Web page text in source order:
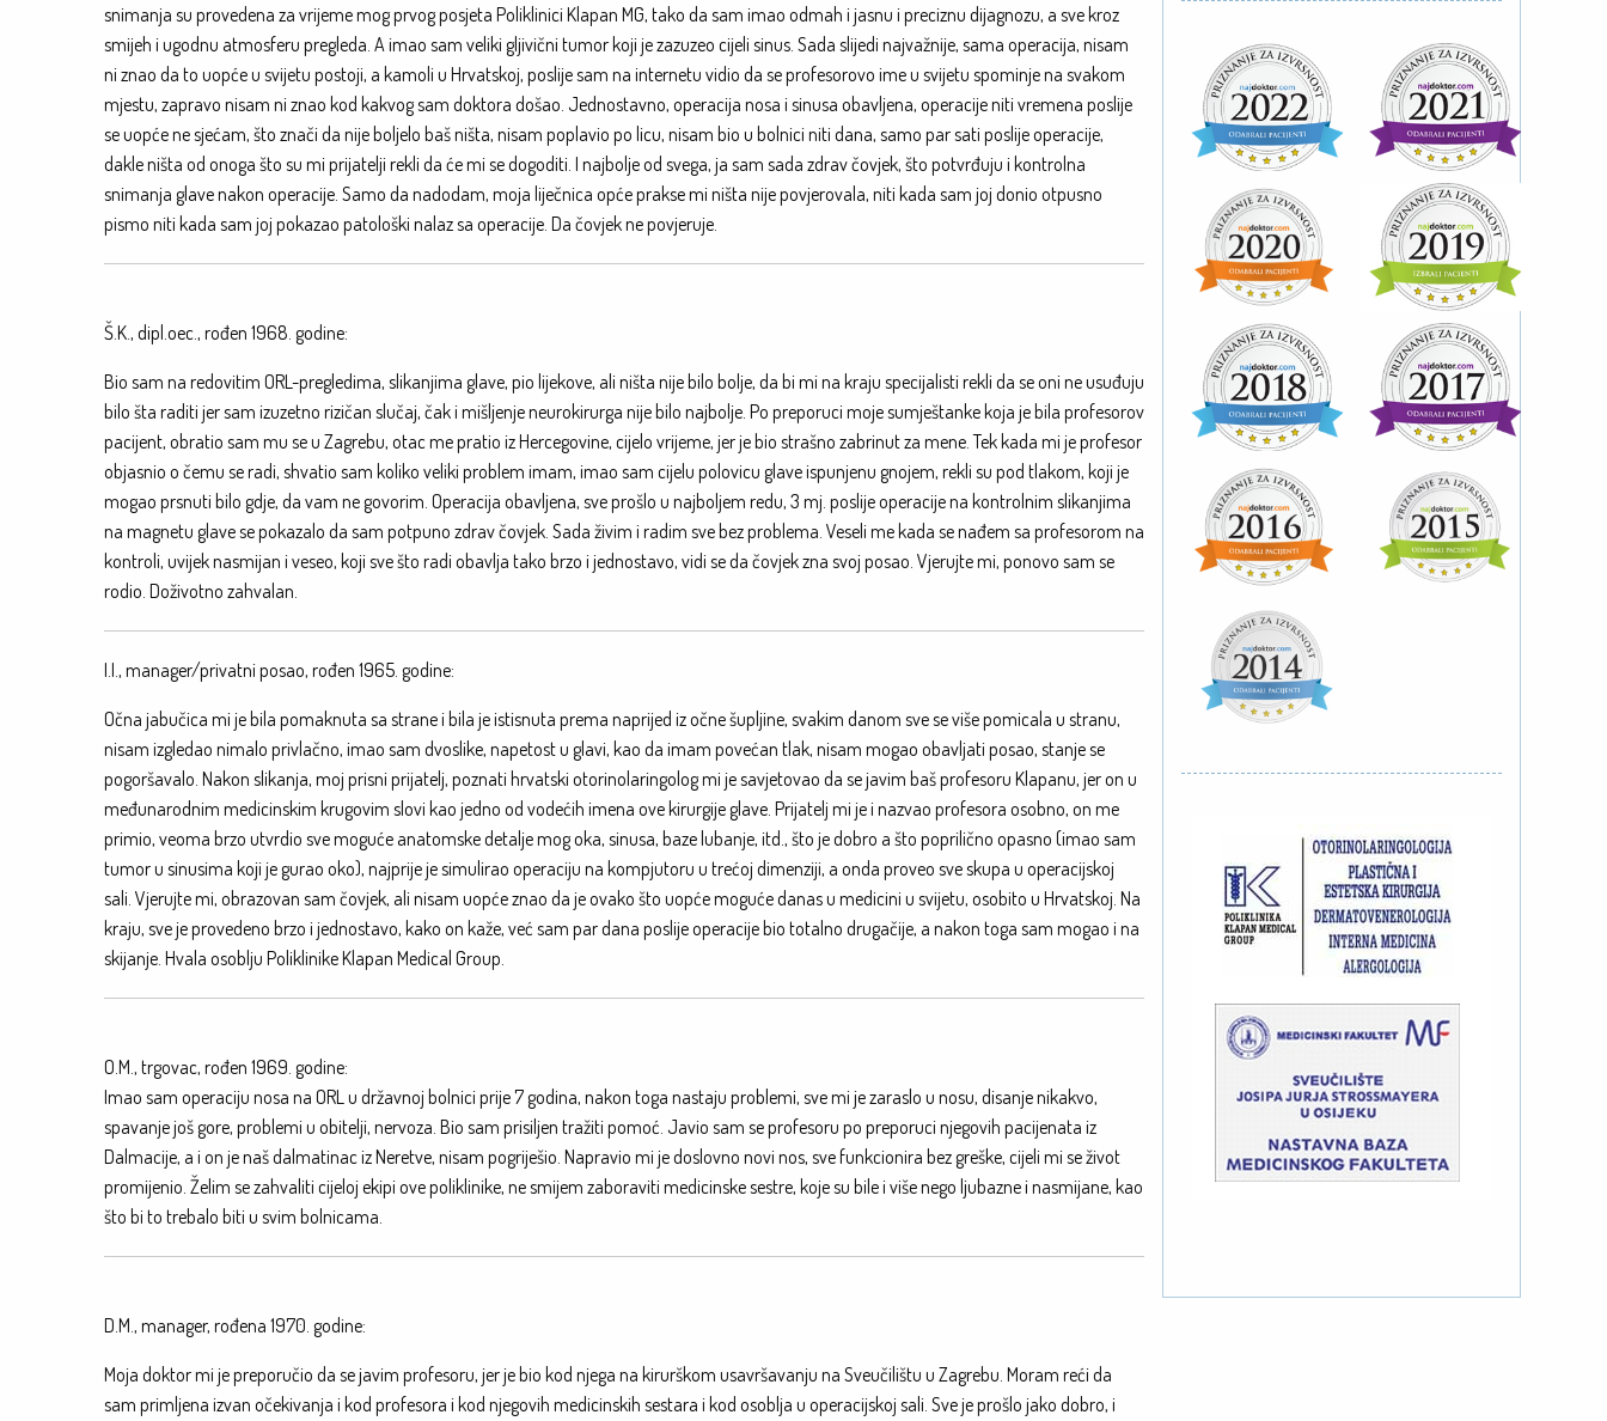
snimanja su provedena za vrijeme mog prvog posjeta Poliklinici Klapan MG, tako da sam imao odmah i jasnu i preciznu dijagnozu, a sve kroz
smijeh i ugodnu atmosferu pregleda. A imao sam veliki gljivični tumor koji je zazuzeo cijeli sinus. Sada slijedi najvažnije, sama operacija, nisam
ni znao da to uopće u svijetu postoji, a kamoli u Hrvatskoj, poslije sam na internetu vidio da se profesorovo ime u svijetu spominje na svakom
mjestu, zapravo nisam ni znao kod kakvog sam doktora došao. Jednostavno, operacija nosa i sinusa obavljena, operacije niti vremena poslije
se uopće ne sjećam, što znači da nije boljelo baš ništa, nisam poplavio po licu, nisam bio u bolnici niti dana, samo par sati poslije operacije,
dakle ništa od onoga što su mi prijatelji rekli da će mi se dogoditi. I najbolje od svega, ja sam sada zdrav čovjek, što potvrđuju i kontrolna
snimanja glave nakon operacije. Samo da nadodam, moja liječnica opće prakse mi ništa nije povjerovala, niti kada sam joj donio otpusno
pismo niti kada sam joj pokazao patološki nalaz sa operacije. Da čovjek ne povjeruje.
Š.K., dipl.oec., rođen 1968. godine:
Bio sam na redovitim ORL-pregledima, slikanjima glave, pio lijekove, ali ništa nije bilo bolje, da bi mi na kraju specijalisti rekli da se oni ne usuđuju
bilo šta raditi jer sam izuzetno rizičan slučaj, čak i mišljenje neurokirurga nije bilo najbolje. Po preporuci moje sumještanke koja je bila profesorov
pacijent, obratio sam mu se u Zagrebu, otac me pratio iz Hercegovine, cijelo vrijeme, jer je bio strašno zabrinut za mene. Tek kada mi je profesor
objasnio o čemu se radi, shvatio sam koliko veliki problem imam, imao sam cijelu polovicu glave ispunjenu gnojem, rekli su pod tlakom, koji je
mogao prsnuti bilo gdje, da vam ne govorim. Operacija obavljena, sve prošlo u najboljem redu, 3 mj. poslije operacije na kontrolnim slikanjima
na magnetu glave se pokazalo da sam potpuno zdrav čovjek. Sada živim i radim sve bez problema. Veseli me kada se nađem sa profesorom na
kontroli, uvijek nasmijan i veseo, koji sve što radi obavlja tako brzo i jednostavo, vidi se da čovjek zna svoj posao. Vjerujte mi, ponovo sam se
rodio. Doživotno zahvalan.
I.I., manager/privatni posao, rođen 1965. godine:
Očna jabučica mi je bila pomaknuta sa strane i bila je istisnuta prema naprijed iz očne šupljine, svakim danom sve se više pomicala u stranu,
nisam izgledao nimalo privlačno, imao sam dvoslike, napetost u glavi, kao da imam povećan tlak, nisam mogao obavljati posao, stanje se
pogoršavalo. Nakon slikanja, moj prisni prijatelj, poznati hrvatski otorinolaringolog mi je savjetovao da se javim baš profesoru Klapanu, jer on u
međunarodnim medicinskim krugovim slovi kao jedno od vodećih imena ove kirurgije glave. Prijatelj mi je i nazvao profesora osobno, on me
primio, veoma brzo utvrdio sve moguće anatomske detalje mog oka, sinusa, baze lubanje, itd., što je dobro a što poprilično opasno (imao sam
tumor u sinusima koji je gurao oko), najprije je simulirao operaciju na kompjutoru u trećoj dimenziji, a onda proveo sve skupa u operacijskoj
sali. Vjerujte mi, obrazovan sam čovjek, ali nisam uopće znao da je ovako što uopće moguće danas u medicini u svijetu, osobito u Hrvatskoj. Na
kraju, sve je provedeno brzo i jednostavo, kako on kaže, već sam par dana poslije operacije bio totalno drugačije, a nakon toga sam mogao i na
skijanje. Hvala osoblju Poliklinike Klapan Medical Group.
O.M., trgovac, rođen 1969. godine:
Imao sam operaciju nosa na ORL u državnoj bolnici prije 7 godina, nakon toga nastaju problemi, sve mi je zaraslo u nosu, disanje nikakvo,
spavanje još gore, problemi u obitelji, nervoza. Bio sam prisiljen tražiti pomoć. Javio sam se profesoru po preporuci njegovih pacijenata iz
Dalmacije, a i on je naš dalmatinac iz Neretve, nisam pogriješio. Napravio mi je doslovno novi nos, sve funkcionira bez greške, cijeli mi se život
promijenio. Želim se zahvaliti cijeloj ekipi ove poliklinike, ne smijem zaboraviti medicinske sestre, koje su bile i više nego ljubazne i nasmijane, kao
što bi to trebalo biti u svim bolnicama.
D.M., manager, rođena 1970. godine:
Moja doktor mi je preporučio da se javim profesoru, jer je bio kod njega na kirurškom usavršavanju na Sveučilištu u Zagrebu. Moram reći da
sam primljena izvan očekivanja i kod profesora i kod njegovih medicinskih sestara i kod osoblja u operacijskoj sali. Sve je prošlo jako dobro, i